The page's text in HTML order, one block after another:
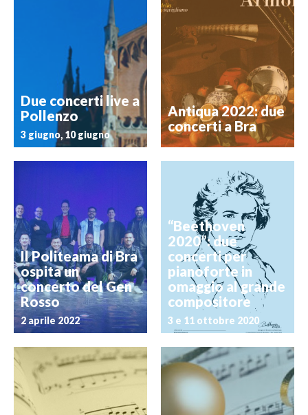
Due concerti live a
Pollenzo
3 giugno, 10 giugno
Antiqua 2022: due
concerti a Bra
Il Politeama di Bra
ospita un
concerto del Gen
Rosso
2 aprile 2022
“Beethoven
2020”: due
concerti per
pianoforte in
omaggio al grande
compositore
3 e 11 ottobre 2020